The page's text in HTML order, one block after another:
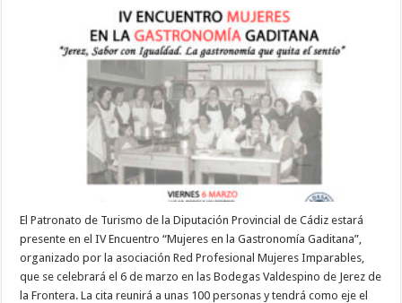
El Patronato de Turismo de la Diputación Provincial de Cádiz estará
presente en el IV Encuentro “Mujeres en la Gastronomía Gaditana”,
organizado por la asociación Red Profesional Mujeres Imparables,
que se celebrará el 6 de marzo en las Bodegas Valdespino de Jerez de
la Frontera. La cita reunirá a unas 100 personas y tendrá como eje el